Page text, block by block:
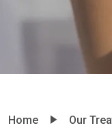
Home
Our